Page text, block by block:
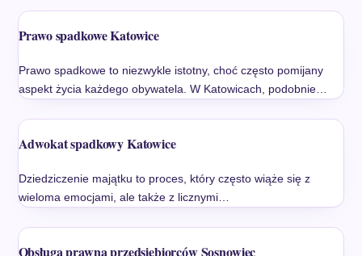
Prawo spadkowe Katowice
Prawo spadkowe to niezwykle istotny, choć często pomijany
aspekt życia każdego obywatela. W Katowicach, podobnie…
Adwokat spadkowy Katowice
Dziedziczenie majątku to proces, który często wiąże się z
wieloma emocjami, ale także z licznymi…
Obsługa prawna przedsiębiorców Sosnowiec